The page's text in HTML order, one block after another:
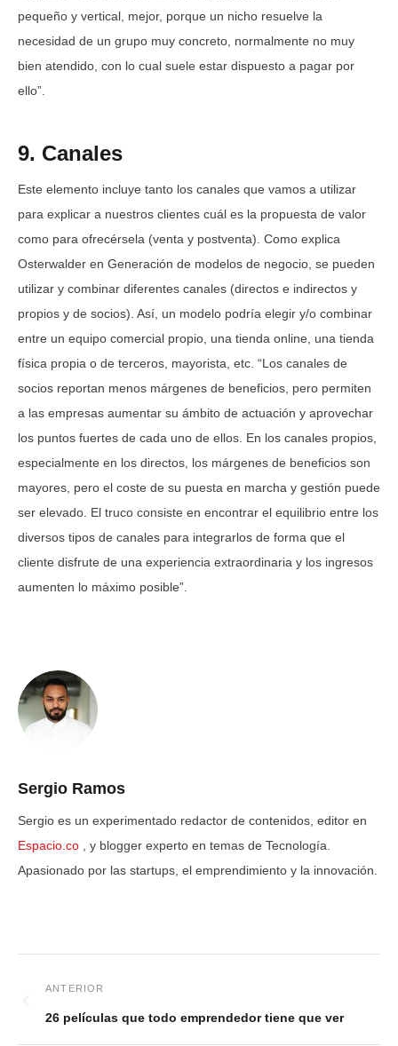
pequeño y vertical, mejor, porque un nicho resuelve la
necesidad de un grupo muy concreto, normalmente no muy
bien atendido, con lo cual suele estar dispuesto a pagar por
ello”.
9. Canales
Este elemento incluye tanto los canales que vamos a utilizar
para explicar a nuestros clientes cuál es la propuesta de valor
como para ofrecérsela (venta y postventa). Como explica
Osterwalder en Generación de modelos de negocio, se pueden
utilizar y combinar diferentes canales (directos e indirectos y
propios y de socios). Así, un modelo podría elegir y/o combinar
entre un equipo comercial propio, una tienda online, una tienda
física propia o de terceros, mayorista, etc. “Los canales de
socios reportan menos márgenes de beneficios, pero permiten
a las empresas aumentar su ámbito de actuación y aprovechar
los puntos fuertes de cada uno de ellos. En los canales propios,
especialmente en los directos, los márgenes de beneficios son
mayores, pero el coste de su puesta en marcha y gestión puede
ser elevado. El truco consiste en encontrar el equilibrio entre los
diversos tipos de canales para integrarlos de forma que el
cliente disfrute de una experiencia extraordinaria y los ingresos
aumenten lo máximo posible”.
Sergio Ramos
Sergio es un experimentado redactor de contenidos, editor en
Espacio.co
, y blogger experto en temas de Tecnología.
Apasionado por las startups, el emprendimiento y la innovación.
26 películas que todo emprendedor tiene que ver